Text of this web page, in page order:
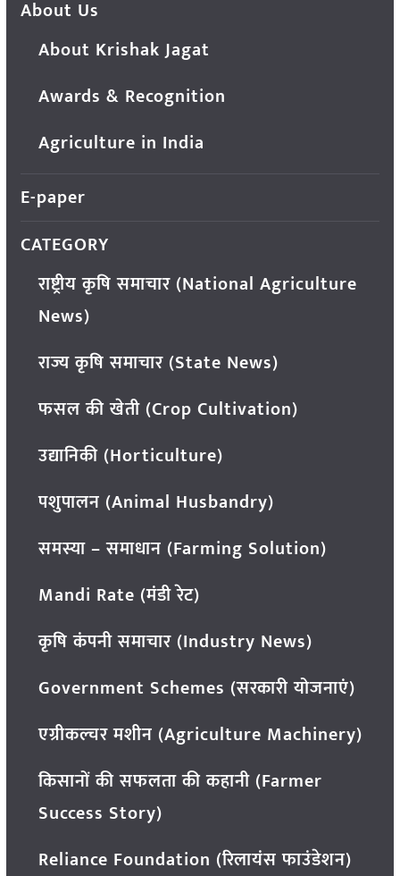
About Us
About Krishak Jagat
Awards & Recognition
Agriculture in India
E-paper
CATEGORY
राष्ट्रीय कृषि समाचार (National Agriculture
News)
राज्य कृषि समाचार (State News)
फसल की खेती (Crop Cultivation)
उद्यानिकी (Horticulture)
पशुपालन (Animal Husbandry)
समस्या – समाधान (Farming Solution)
Mandi Rate (मंडी रेट)
कृषि कंपनी समाचार (Industry News)
Government Schemes (सरकारी योजनाएं)
एग्रीकल्चर मशीन (Agriculture Machinery)
किसानों की सफलता की कहानी (Farmer
Success Story)
Reliance Foundation (रिलायंस फाउंडेशन)